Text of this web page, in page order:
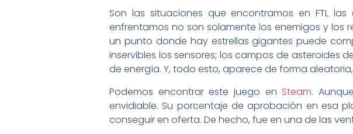
Son las situaciones que encontramos en FTL
enfrentamos no son solamente los enemigos y los
un punto donde hay estrellas gigantes puede
inservibles los sensores; los campos de asteroides
de energía. Y, todo esto, aparece de forma
Podemos encontrar este juego en Steam.
envidiable. Su porcentaje de aprobación en esa
conseguir en oferta. De hecho, fue en una de las